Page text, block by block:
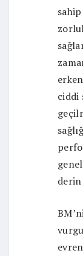
ciddi